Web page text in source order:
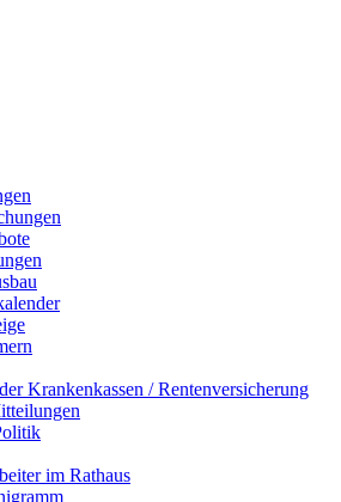
Krankenkassen / Rentenversicherung
im Rathaus